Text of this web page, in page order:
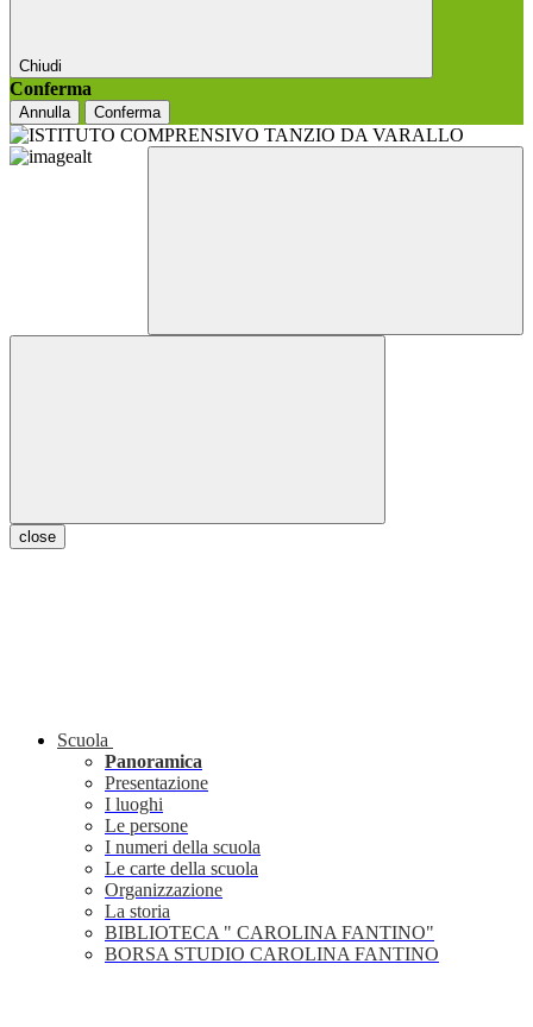
Chiudi
Conferma
Annulla Conferma
close
Scuola
Panoramica
Presentazione
I luoghi
Le persone
I numeri della scuola
Le carte della scuola
Organizzazione
La storia
BIBLIOTECA " CAROLINA FANTINO"
BORSA STUDIO CAROLINA FANTINO